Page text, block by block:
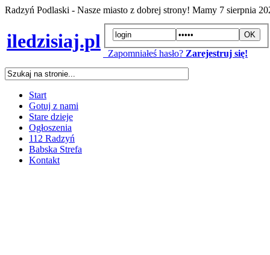
Radzyń Podlaski - Nasze miasto z dobrej strony! Mamy 7 sierpnia
iledzisiaj.pl
Zapomniałeś hasło? Zarejestruj się!
Start
Gotuj z nami
Stare dzieje
Ogłoszenia
112 Radzyń
Babska Strefa
Kontakt